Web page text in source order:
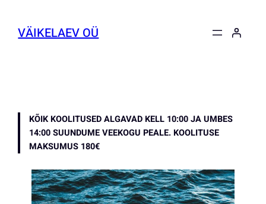
juurde
VÄIKELAEV OÜ
KÕIK KOOLITUSED ALGAVAD KELL 10:00 JA UMBES
14:00 SUUNDUME VEEKOGU PEALE. KOOLITUSE
MAKSUMUS 180€